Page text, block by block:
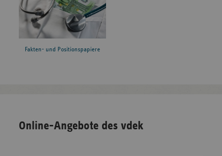
Fakten- und Positionspapiere
Online-Angebote des vdek